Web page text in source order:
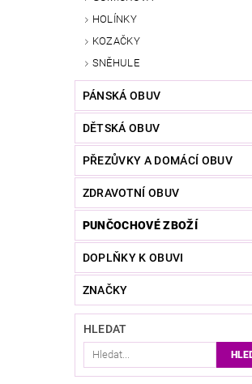
HOLÍNKY
KOZAČKY
SNĚHULE
PÁNSKÁ OBUV
DĚTSKÁ OBUV
PŘEZŮVKY A DOMÁCÍ OBUV
ZDRAVOTNÍ OBUV
PUNČOCHOVÉ ZBOŽÍ
DOPLŇKY K OBUVI
ZNAČKY
HLEDAT